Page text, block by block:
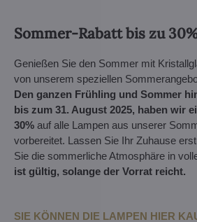
Sommer-Rabatt bis zu
Genießen Sie den Sommer mit
von unserem speziellen
Den ganzen Frühling und Sommer
bis zum 31. August 2025, haben wir
30% auf alle Lampen aus unserer
vorbereitet. Lassen Sie Ihr Zuhause
Sie die sommerliche Atmosphäre in
ist gültig, solange der Vorrat reicht.
SIE KÖNNEN DIE LAMPEN HIER